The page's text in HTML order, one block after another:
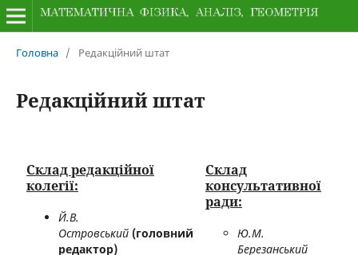
Головна / Редакційний штат
Редакційний штат
Склад редакційної
колегії:
Й.В.
Островський (головний
редактор)
Склад
консультативної
ради:
Ю.М.
Березанський